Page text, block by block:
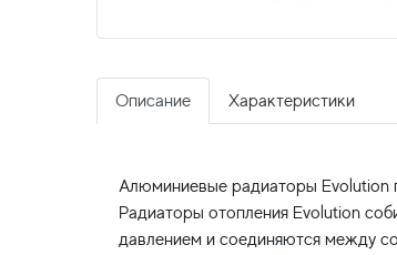
Описание Характеристики
Алюминиевые радиаторы Evolution
Радиаторы отопления Evolution
давлением и соединяются между